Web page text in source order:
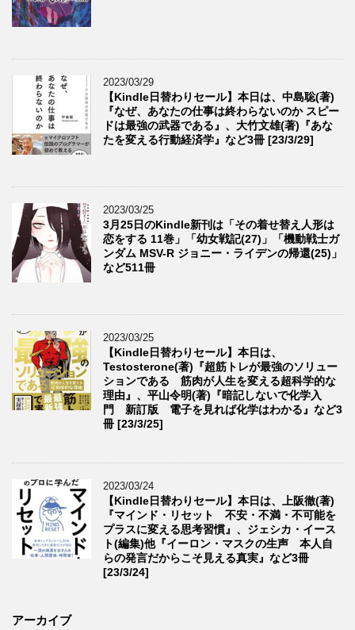
2023/03/29
【Kindle日替わりセール】本日は、中島聡(著)
『なぜ、あなたの仕事は終わらないのか スピー
ドは最強の武器である』、大竹文雄(著)『あな
たを変える行動経済学』など3冊 [23/3/29]
2023/03/25
3月25日のKindle新刊は「その着せ替え人形は
恋をする 11巻」「幼女戦記(27)」「機動戦士ガ
ンダム MSV-R ジョニー・ライデンの帰還(25)」
など511冊
2023/03/25
【Kindle日替わりセール】本日は、
Testosterone(著)『超筋トレが最強のソリュー
ションである 筋肉が人生を変える超科学的な
理由』、平山令明(著)『暗記しないで化学入
門 新訂版 電子を見れば化学はわかる』など3
冊 [23/3/25]
2023/03/24
【Kindle日替わりセール】本日は、上阪徹(著)
『マインド・リセット 不安・不満・不可能を
プラスに変える思考習慣』、ジェシカ・イース
ト(編集)他『イーロン・マスクの生声 本人自
らの発言だからこそ見える真実』など3冊
[23/3/24]
アーカイブ